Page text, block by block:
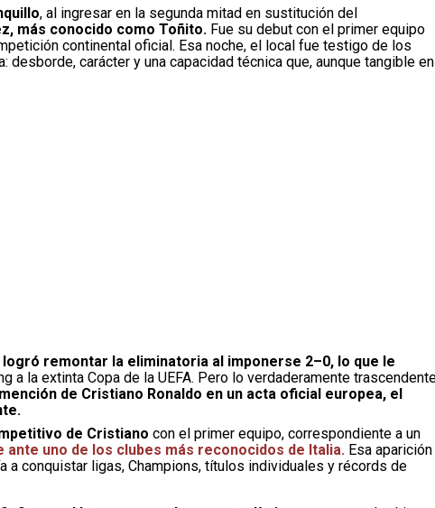
, al ingresar en la segunda mitad en sustitución del
más conocido como Toñito. Fue su debut con el primer equipo
continental oficial. Esa noche, el local fue testigo de los
carácter y una capacidad técnica que, aunque tangible en
remontar la eliminatoria al imponerse 2–0, lo que le
a la extinta Copa de la UEFA. Pero lo verdaderamente
de Cristiano Ronaldo en un acta oficial europea, el
de Cristiano con el primer equipo, correspondiente a un
uno de los clubes más reconocidos de Italia. Esa aparición
a conquistar ligas, Champions, títulos individuales y récords de